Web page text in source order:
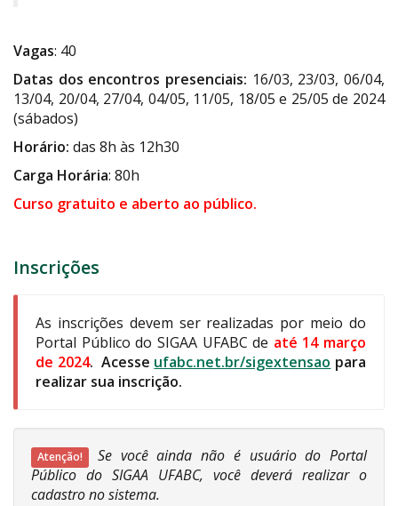
Vagas: 40
Datas dos encontros presenciais: 16/03, 23/03, 06/04,
13/04, 20/04, 27/04, 04/05, 11/05, 18/05 e 25/05 de 2024
(sábados)
Horário: das 8h às 12h30
Carga Horária: 80h
Curso gratuito e aberto ao público.
Inscrições
As inscrições devem ser realizadas por meio do
Portal Público do SIGAA UFABC de até 14 março
de 2024. Acesse ufabc.net.br/sigextensao para
realizar sua inscrição.
Atenção!
Se você ainda não é usuário do Portal
Público do SIGAA UFABC, você deverá realizar o
cadastro no sistema.